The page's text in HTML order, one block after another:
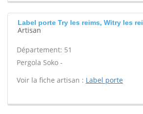
Label porte Try les reims, Witry les
Artisan
Département: 51
Pergola Soko -
Voir la fiche artisan : Label porte